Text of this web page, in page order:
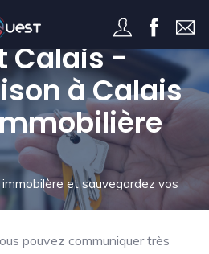
planning -
Calais -
à Calais
et sauvegardez vos
pouvez communiquer très